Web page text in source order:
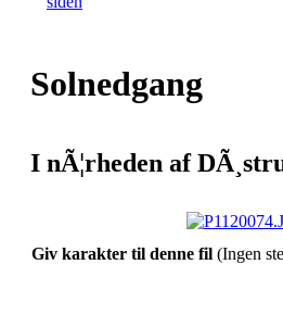
Solnedgang
I nÃ¦rheden af
Giv karakter til denne fil (Ingen